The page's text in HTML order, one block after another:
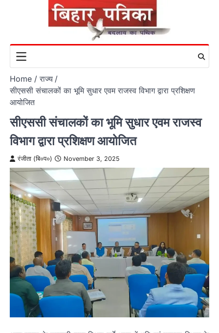
Home
राज्य
सीएससी संचालकों का भूमि सुधार एवम राजस्व विभाग द्वारा प्रशिक्षण
आयोजित
सीएससी संचालकों का भूमि सुधार एवम राजस्व
विभाग द्वारा प्रशिक्षण आयोजित
रंजीता (बि०प०) November 3, 2025